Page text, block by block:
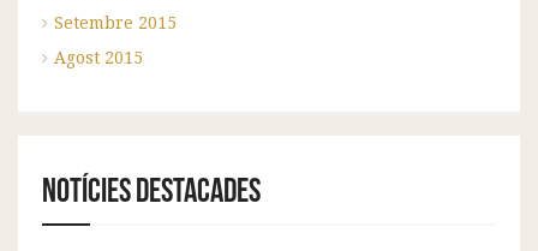
Setembre 2015
Agost 2015
Notícies destacades